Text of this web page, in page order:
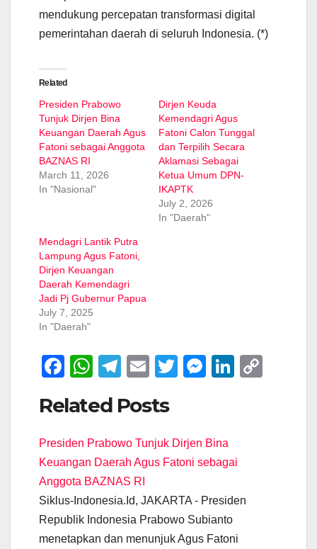
mendukung percepatan transformasi digital
pemerintahan daerah di seluruh Indonesia. (*)
Related
Presiden Prabowo
Tunjuk Dirjen Bina
Keuangan Daerah Agus
Fatoni sebagai Anggota
BAZNAS RI
March 11, 2026
In "Nasional"
Dirjen Keuda
Kemendagri Agus
Fatoni Calon Tunggal
dan Terpilih Secara
Aklamasi Sebagai
Ketua Umum DPN-
IKAPTK
July 2, 2026
In "Daerah"
Mendagri Lantik Putra
Lampung Agus Fatoni,
Dirjen Keuangan
Daerah Kemendagri
Jadi Pj Gubernur Papua
July 7, 2025
In "Daerah"
F
c
e
b
o
o
k
W
at
s
A
p
p
T
e
gr
a
m
E
ail
T
er
M
e
n
er
Li
dI
Related Posts
Presiden Prabowo Tunjuk Dirjen Bina
Keuangan Daerah Agus Fatoni sebagai
Anggota BAZNAS RI
Siklus-Indonesia.Id, JAKARTA - Presiden
Republik Indonesia Prabowo Subianto
menetapkan dan menunjuk Agus Fatoni